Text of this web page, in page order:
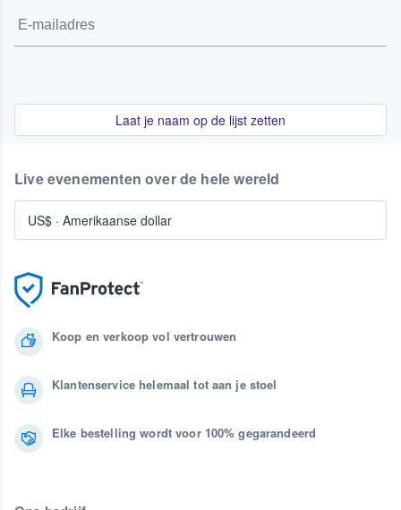
Laat je naam op de lijst zetten
Koop en verkoop vol vertrouwen
Klantenservice helemaal tot aan je stoel
Elke bestelling wordt voor 100% gegarandeerd
Live evenementen over de hele wereld
US$ · Amerikaanse dollar